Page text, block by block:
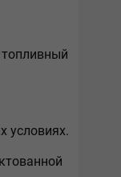
условиях.